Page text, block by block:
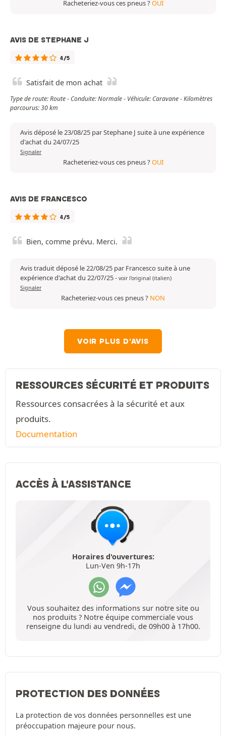
Racheteriez-vous ces pneus ?OUI
AVIS DE STEPHANE J
4/5
Satisfait de mon achat
Type de route: Route - Conduite: Normale - Véhicule: Caravane - Kilomètres
parcourus: 30 km
Avis déposé le 23/08/25 par Stephane J suite à une expérience
d'achat du 24/07/25
Signaler
Racheteriez-vous ces pneus ?OUI
AVIS DE FRANCESCO
4/5
Bien, comme prévu. Merci.
Avis traduit déposé le 22/08/25 par Francesco suite à une
expérience d'achat du 22/07/25- voir l'original (italien)
Signaler
Racheteriez-vous ces pneus ? NON
VOIR PLUS D'AVIS
RESSOURCES SÉCURITÉ ET PRODUITS
Ressources consacrées à la sécurité et aux
produits.
Documentation
ACCÈS À L'ASSISTANCE
Horaires d'ouvertures:
Lun-Ven 9h-17h
Vous souhaitez des informations sur notre site ou
nos produits ? Notre équipe commerciale vous
renseigne du lundi au vendredi, de 09h00 à 17h00.
PROTECTION DES DONNÉES
La protection de vos données personnelles est une
préoccupation majeure pour nous.